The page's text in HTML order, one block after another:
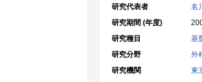
研究代表者
名
研究期間 (年度)
研究種目
基
研究分野
外
研究機関
東